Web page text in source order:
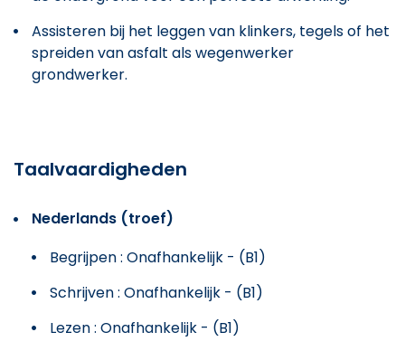
Assisteren bij het leggen van klinkers, tegels of het
spreiden van asfalt als wegenwerker
grondwerker.
Taalvaardigheden
Nederlands (troef)
Begrijpen : Onafhankelijk - (B1)
Schrijven : Onafhankelijk - (B1)
Lezen : Onafhankelijk - (B1)